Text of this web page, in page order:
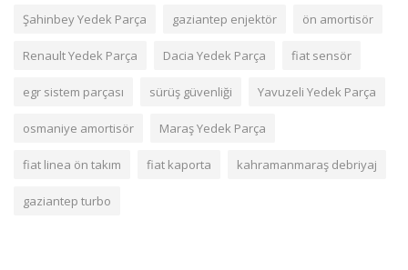
Şahinbey Yedek Parça gaziantep enjektör ön amortisör
Renault Yedek Parça Dacia Yedek Parça fiat sensör
egr sistem parçası sürüş güvenliği Yavuzeli Yedek Parça
osmaniye amortisör Maraş Yedek Parça
fiat linea ön takım fiat kaporta kahramanmaraş debriyaj
gaziantep turbo